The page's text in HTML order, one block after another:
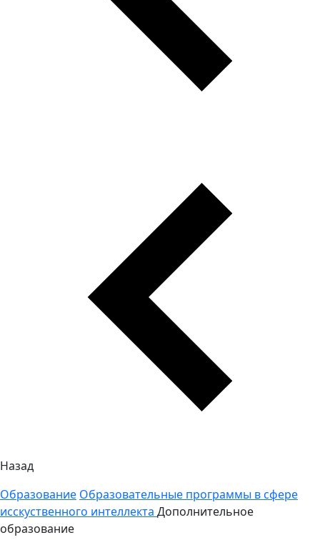
Назад
Образование Образовательные программы в сфере
исскуственного интеллекта Дополнительное
образование